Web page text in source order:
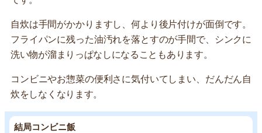
自炊は手間がかかりますし、何より後片付けが面倒です。
フライパンに残った油汚れを落とすのが手間で、シンクに
洗い物が溜まりっぱなしになることもあります。
コンビニやお惣菜の便利さに気付いてしまい、だんだん自
炊をしなくなります。
結局コンビニ飯